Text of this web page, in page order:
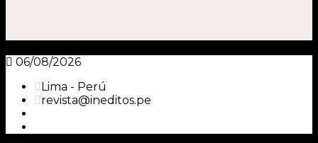
06/08/2026
Lima - Perú
revista@ineditos.pe